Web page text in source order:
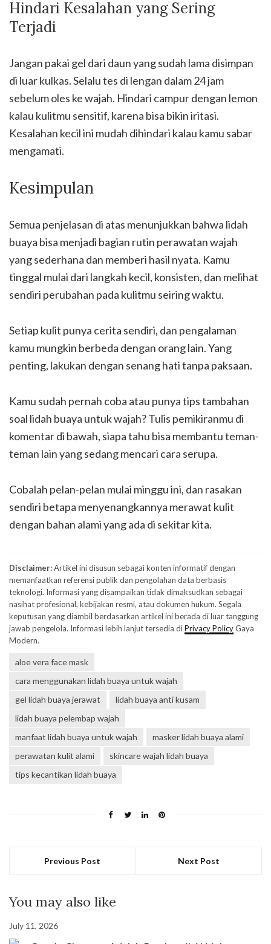
Hindari Kesalahan yang Sering
Terjadi
Jangan pakai gel dari daun yang sudah lama disimpan
di luar kulkas. Selalu tes di lengan dalam 24 jam
sebelum oles ke wajah. Hindari campur dengan lemon
kalau kulitmu sensitif, karena bisa bikin iritasi.
Kesalahan kecil ini mudah dihindari kalau kamu sabar
mengamati.
Kesimpulan
Semua penjelasan di atas menunjukkan bahwa lidah
buaya bisa menjadi bagian rutin perawatan wajah
yang sederhana dan memberi hasil nyata. Kamu
tinggal mulai dari langkah kecil, konsisten, dan melihat
sendiri perubahan pada kulitmu seiring waktu.
Setiap kulit punya cerita sendiri, dan pengalaman
kamu mungkin berbeda dengan orang lain. Yang
penting, lakukan dengan senang hati tanpa paksaan.
Kamu sudah pernah coba atau punya tips tambahan
soal lidah buaya untuk wajah? Tulis pemikiranmu di
komentar di bawah, siapa tahu bisa membantu teman-
teman lain yang sedang mencari cara serupa.
Cobalah pelan-pelan mulai minggu ini, dan rasakan
sendiri betapa menyenangkannya merawat kulit
dengan bahan alami yang ada di sekitar kita.
Disclaimer:Artikel ini disusun sebagai konten informatif dengan
memanfaatkan referensi publik dan pengolahan data berbasis
teknologi. Informasi yang disampaikan tidak dimaksudkan sebagai
nasihat profesional, kebijakan resmi, atau dokumen hukum. Segala
keputusan yang diambil berdasarkan artikel ini berada di luar tanggung
jawab pengelola. Informasi lebih lanjut tersedia diPrivacy PolicyGaya
Modern.
aloe vera face mask
cara menggunakan lidah buaya untuk wajah
gel lidah buaya jerawat
lidah buaya anti kusam
lidah buaya pelembap wajah
manfaat lidah buaya untuk wajah
masker lidah buaya alami
perawatan kulit alami
skincare wajah lidah buaya
tips kecantikan lidah buaya
Previous Post Next Post
You may also like
July 11, 2026